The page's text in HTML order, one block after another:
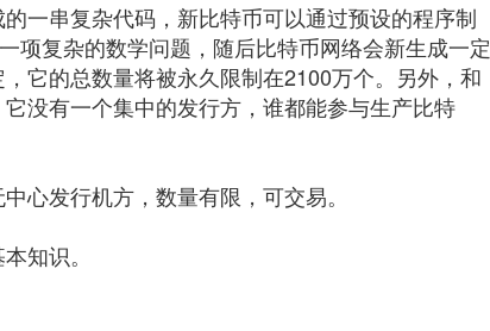
一串复杂代码，新比特币可以通过预设的程序制
项复杂的数学问题，随后比特币网络会新生成一定
它的总数量将被永久限制在2100万个。另外，和
没有一个集中的发行方，谁都能参与生产比特
中心发行机方，数量有限，可交易。
知识。